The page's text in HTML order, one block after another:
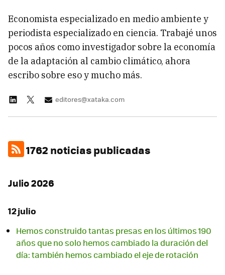
Economista especializado en medio ambiente y
periodista especializado en ciencia. Trabajé unos
pocos años como investigador sobre la economía
de la adaptación al cambio climático, ahora
escribo sobre eso y mucho más.
editores@xataka.com
1762 noticias publicadas
Julio 2026
12 julio
Hemos construido tantas presas en los últimos 190
años que no solo hemos cambiado la duración del
día: también hemos cambiado el eje de rotación